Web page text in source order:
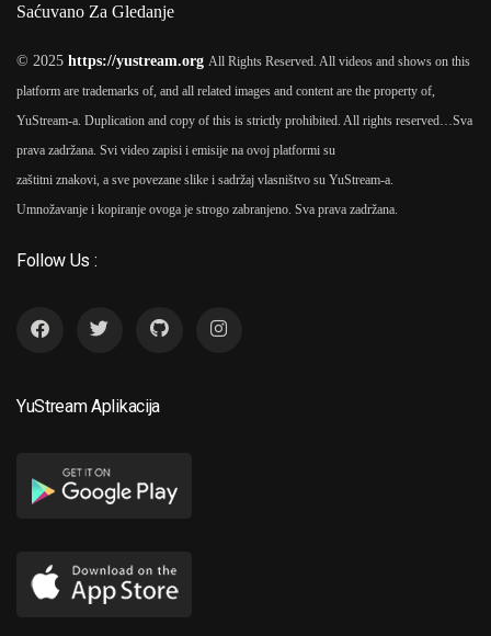
Saćuvano Za Gledanje
© 2025 https://yustream.org All Rights Reserved. All videos and shows on this
platform are trademarks of, and all related images and content are the property of,
YuStream-a. Duplication and copy of this is strictly prohibited. All rights reserved… Sva
prava zadržana. Svi video zapisi i emisije na ovoj platformi su
zaštitni znakovi, a sve povezane slike i sadržaj vlasništvo su YuStream-a.
Umnožavanje i kopiranje ovoga je strogo zabranjeno. Sva prava zadržana.
Follow Us :
YuStream Aplikacija